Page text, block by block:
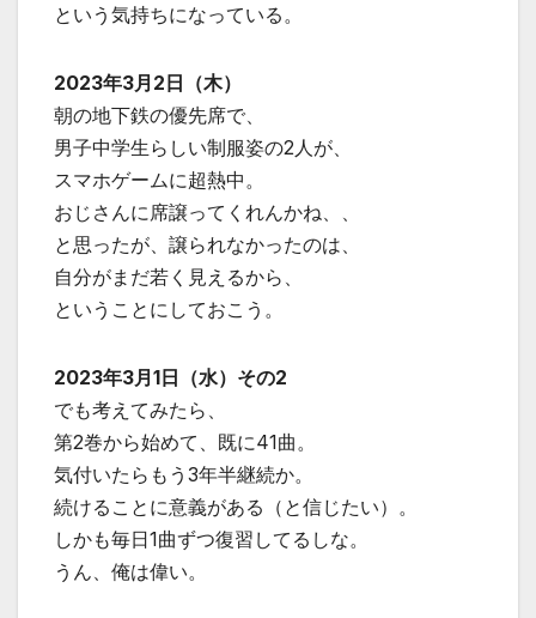
という気持ちになっている。
2023年3月2日（木）
朝の地下鉄の優先席で、
男子中学生らしい制服姿の2人が、
スマホゲームに超熱中。
おじさんに席譲ってくれんかね、、
と思ったが、譲られなかったのは、
自分がまだ若く見えるから、
ということにしておこう。
2023年3月1日（水）その2
でも考えてみたら、
第2巻から始めて、既に41曲。
気付いたらもう3年半継続か。
続けることに意義がある（と信じたい）。
しかも毎日1曲ずつ復習してるしな。
うん、俺は偉い。